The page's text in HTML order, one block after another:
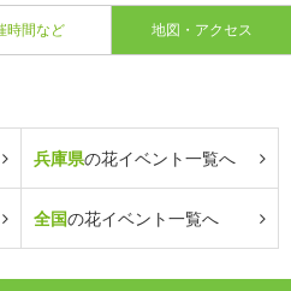
時間など 地図・アクセス
兵庫県の花イベント一覧へ
全国の花イベント一覧へ